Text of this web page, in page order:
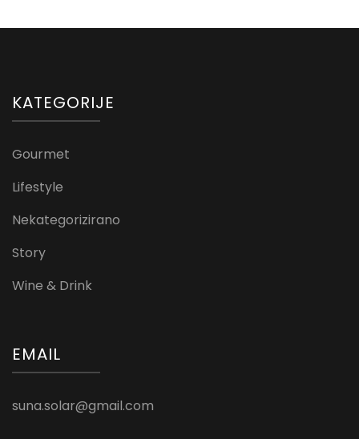
KATEGORIJE
Gourmet
Lifestyle
Nekategorizirano
Story
Wine & Drink
EMAIL
suna.solar@gmail.com